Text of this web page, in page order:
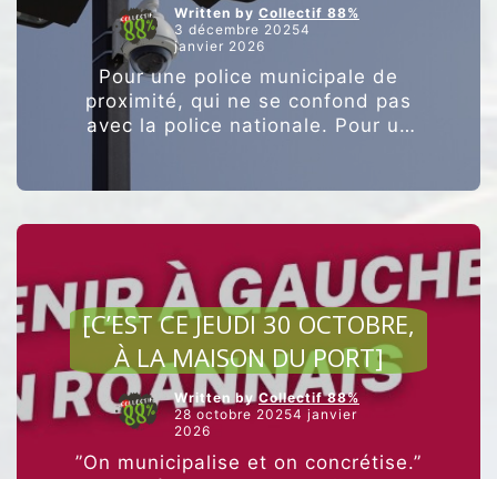
Written by Collectif 88%
3 décembre 20254
janvier 2026
Pour une police municipale de
proximité, qui ne se confond pas
avec la police nationale. Pour un
“POUR
DES
QUI
NE
EN
AGRICULTURE ET ALIMENTATION
[C’EST CE JEUDI 30 OCTOBRE,
À LA MAISON DU PORT]
Written byCollectif 88%
28 octobre 20254 janvier
2026
”On municipalise et on concrétise.”